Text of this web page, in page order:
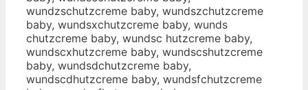
wundzschutzcreme baby, wundszchutzcreme
baby, wundsxchutzcreme baby, wunds
chutzcreme baby, wundsc hutzcreme baby,
wundscxhutzcreme baby, wundscshutzcreme
baby, wundsdchutzcreme baby,
wundscdhutzcreme baby, wundsfchutzcreme